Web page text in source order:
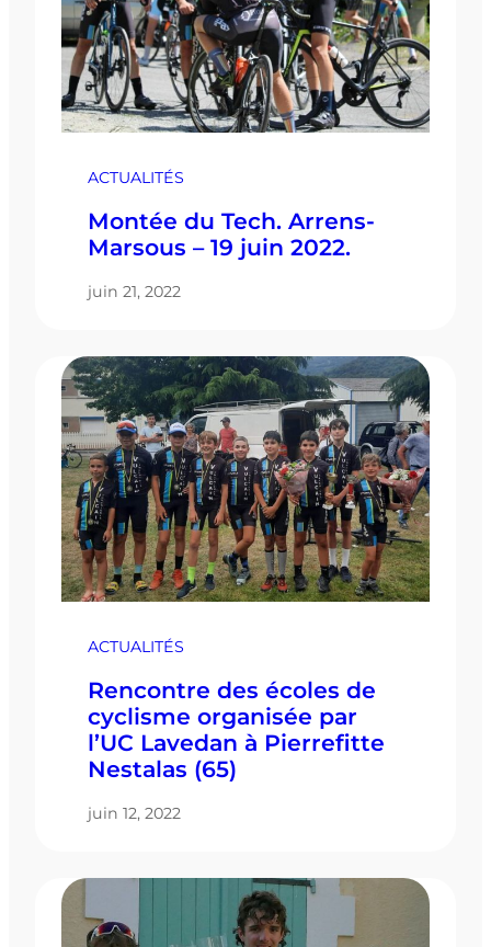
ACTUALITÉS
Montée du Tech. Arrens-
Marsous – 19 juin 2022.
juin 21, 2022
ACTUALITÉS
Rencontre des écoles de
cyclisme organisée par
l’UC Lavedan à Pierrefitte
Nestalas (65)
juin 12, 2022